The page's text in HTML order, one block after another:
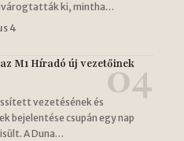
ki, mintha…
4
M1 Híradó új vezetőinek
vezetésének és
bejelentése csupán egy nap
A Duna…